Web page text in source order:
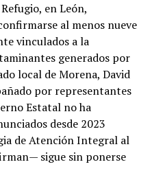
en León,
al menos nueve
vinculados a la
generados por
local de Morena, David
por representantes
Estatal no ha
desde 2023
de Atención Integral al
sigue sin ponerse